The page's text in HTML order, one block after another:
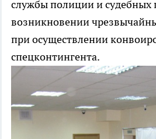
службы полиции и судебных
возникновении
при осуществлении
спецконтингента.